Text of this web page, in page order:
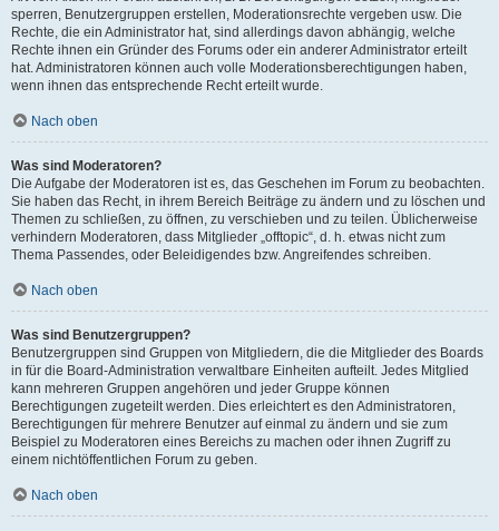
sperren, Benutzergruppen erstellen, Moderationsrechte vergeben usw. Die
Rechte, die ein Administrator hat, sind allerdings davon abhängig, welche
Rechte ihnen ein Gründer des Forums oder ein anderer Administrator erteilt
hat. Administratoren können auch volle Moderationsberechtigungen haben,
wenn ihnen das entsprechende Recht erteilt wurde.
Nach oben
Was sind Moderatoren?
Die Aufgabe der Moderatoren ist es, das Geschehen im Forum zu beobachten.
Sie haben das Recht, in ihrem Bereich Beiträge zu ändern und zu löschen und
Themen zu schließen, zu öffnen, zu verschieben und zu teilen. Üblicherweise
verhindern Moderatoren, dass Mitglieder „offtopic“, d. h. etwas nicht zum
Thema Passendes, oder Beleidigendes bzw. Angreifendes schreiben.
Nach oben
Was sind Benutzergruppen?
Benutzergruppen sind Gruppen von Mitgliedern, die die Mitglieder des Boards
in für die Board-Administration verwaltbare Einheiten aufteilt. Jedes Mitglied
kann mehreren Gruppen angehören und jeder Gruppe können
Berechtigungen zugeteilt werden. Dies erleichtert es den Administratoren,
Berechtigungen für mehrere Benutzer auf einmal zu ändern und sie zum
Beispiel zu Moderatoren eines Bereichs zu machen oder ihnen Zugriff zu
einem nichtöffentlichen Forum zu geben.
Nach oben